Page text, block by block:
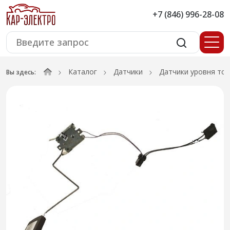
+7 (846) 996-28-08
Вы здесь: Каталог Датчики Датчики уровня